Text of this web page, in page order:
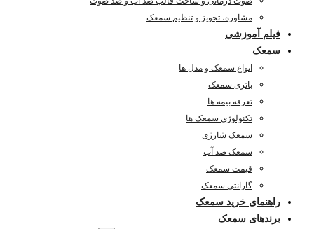
مشاوره، تجویز و تنظیم سمعک
فیلم آموزشی
سمعک
انواع سمعک و مدل ها
باتری سمعک
تعرفه بیمه ها
تکنولوژی سمعک ها
سمعک شارژی
سمعک ضد آب
قیمت سمعک
گارانتی سمعک
راهنمای خرید سمعک
برندهای سمعک